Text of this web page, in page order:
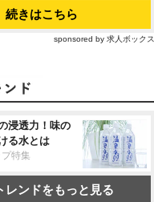
続きはこちら
sponsored by 求人ボックス
浸透力！味の
る水とは
特集
レンドをもっと見る